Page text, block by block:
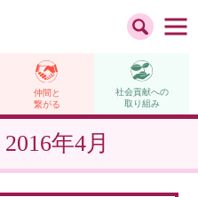
仲間と
繋がる
社会貢献への
取り組み
2016年4月